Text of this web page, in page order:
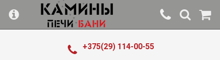
+375(29) 114-00-55